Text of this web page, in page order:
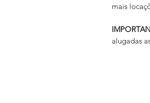
mais
alugadas